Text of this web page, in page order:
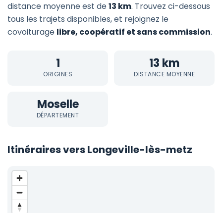
distance moyenne est de13 km. Trouvez ci-dessous
tous les trajets disponibles, et rejoignez le
covoiturage libre, coopératif et sans commission.
1
ORIGINES
13 km
DISTANCE MOYENNE
Moselle
DÉPARTEMENT
Itinéraires vers Longeville-lès-metz